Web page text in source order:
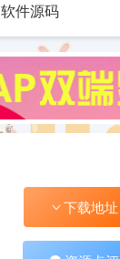
软件源码
下载地址